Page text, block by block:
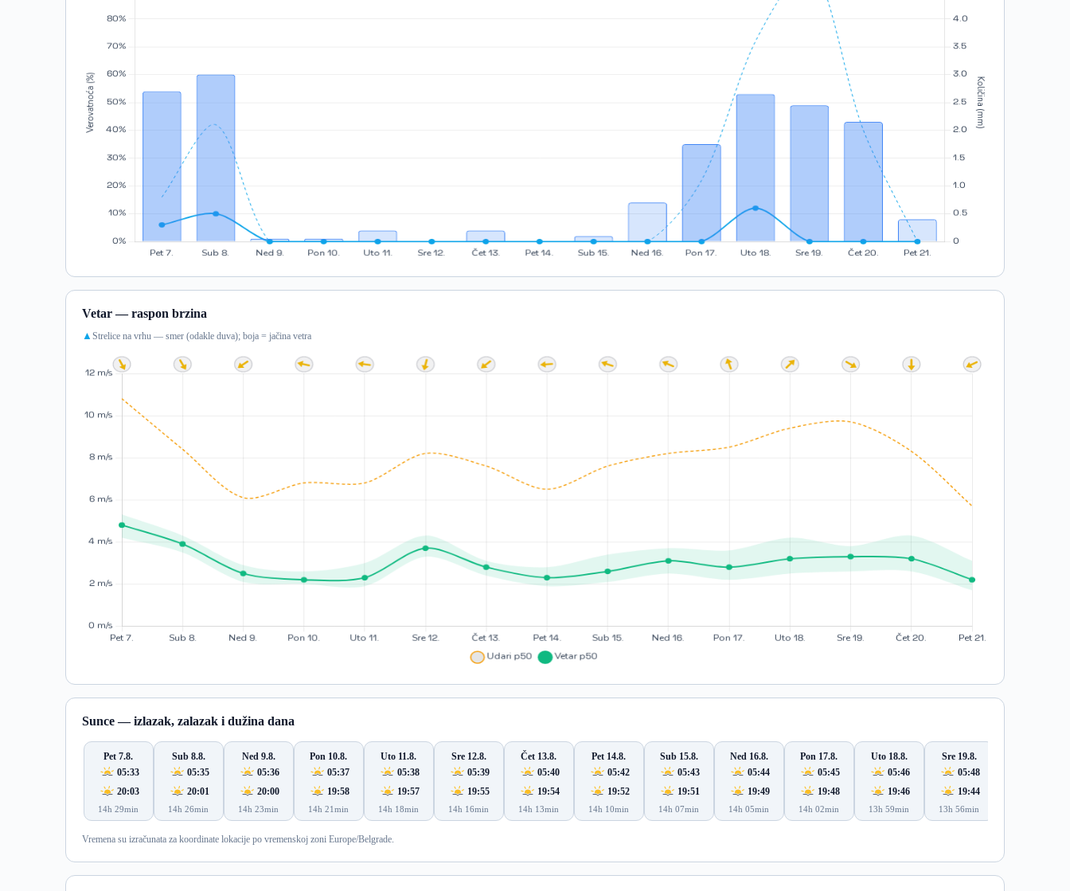
Vetar — raspon brzina
▲Strelice na vrhu — smer (odakle duva); boja = jačina vetra
Sunce — izlazak, zalazak i dužina dana
Pet 7.8.
05:33
20:03
14h 29min
Sub 8.8.
05:35
20:01
14h 26min
Ned 9.8.
05:36
20:00
14h 23min
Pon 10.8.
05:37
19:58
14h 21min
Uto 11.8.
05:38
19:57
14h 18min
Sre 12.8.
05:39
19:55
14h 16min
Čet 13.8.
05:40
19:54
14h 13min
Pet 14.8.
05:42
19:52
14h 10min
Sub 15.8.
05:43
19:51
14h 07min
Ned 16.8.
05:44
19:49
14h 05min
Pon 17.8.
05:45
19:48
14h 02min
Uto 18.8.
05:46
19:46
13h 59min
Sre 19.8.
05:48
19:44
13h 56min
Vremena su izračunata za koordinate lokacije po vremenskoj zoni Europe/Belgrade.